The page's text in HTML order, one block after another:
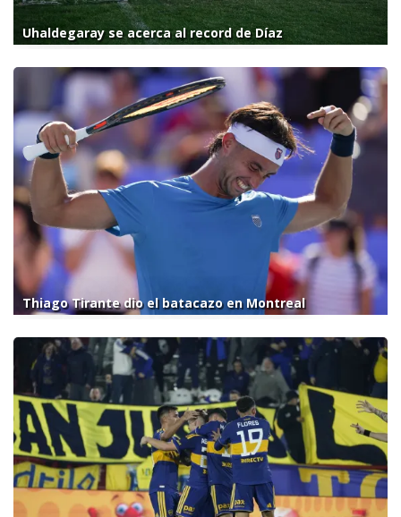
Uhaldegaray se acerca al record de Díaz
Thiago Tirante dio el batacazo en Montreal